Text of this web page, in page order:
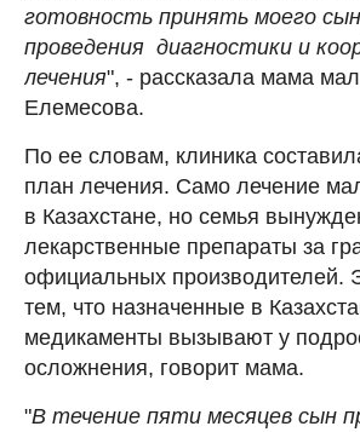
готовность принять моего
проведения диагностики и
лечения", - рассказала мама
Елемесова.
По ее словам, клиника
план лечения. Само лечение
в Казахстане, но семья
лекарственные препараты за
официальных производителей.
тем, что назначенные в
медикаменты вызывают у
осложнения, говорит мама.
"В течение пяти месяцев сын